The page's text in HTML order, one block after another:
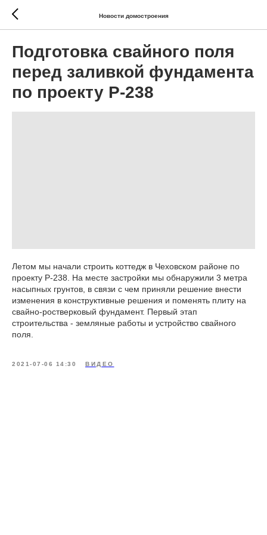
Новости домостроения
Подготовка свайного поля
перед заливкой фундамента
по проекту Р-238
Летом мы начали строить коттедж в Чеховском районе по
проекту Р-238. На месте застройки мы обнаружили 3 метра
насыпных грунтов, в связи с чем приняли решение внести
изменения в конструктивные решения и поменять плиту на
свайно-ростверковый фундамент. Первый этап
строительства - земляные работы и устройство свайного
поля.
2021-07-06 14:30 ВИДЕО